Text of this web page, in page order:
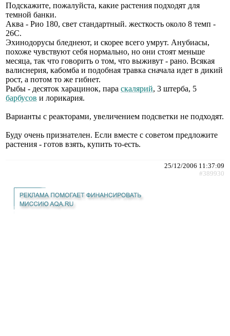
Подскажите, пожалуйста, какие растения подходят для
темной банки.
Аква - Рио 180, свет стандартный. жесткость около 8 темп -
26С.
Эхинодорусы бледнеют, и скорее всего умрут. Анубиасы,
похоже чувствуют себя нормально, но они стоят меньше
месяца, так что говорить о том, что выживут - рано. Всякая
валиснерия, кабомба и подобная травка сначала идет в дикий
рост, а потом то же гибнет.
Рыбы - десяток харацинок, пара скалярий, 3 штерба, 5
барбусов и лорикария.
Варианты с реакторами, увеличением подсветки не подходят.
Буду очень признателен. Если вместе с советом предложите
растения - готов взять, купить то-есть.
25/12/2006 11:37:09
#389930